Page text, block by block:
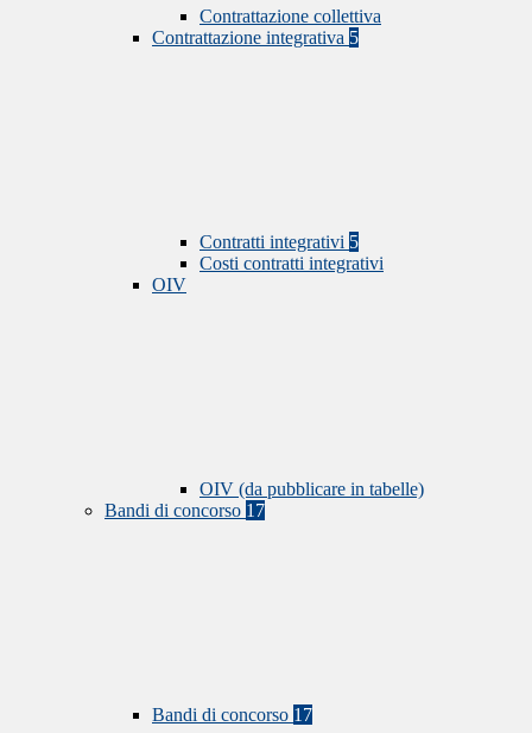
Contrattazione collettiva
Contrattazione integrativa 5
Contratti integrativi 5
Costi contratti integrativi
OIV
OIV (da pubblicare in tabelle)
Bandi di concorso 17
Bandi di concorso 17